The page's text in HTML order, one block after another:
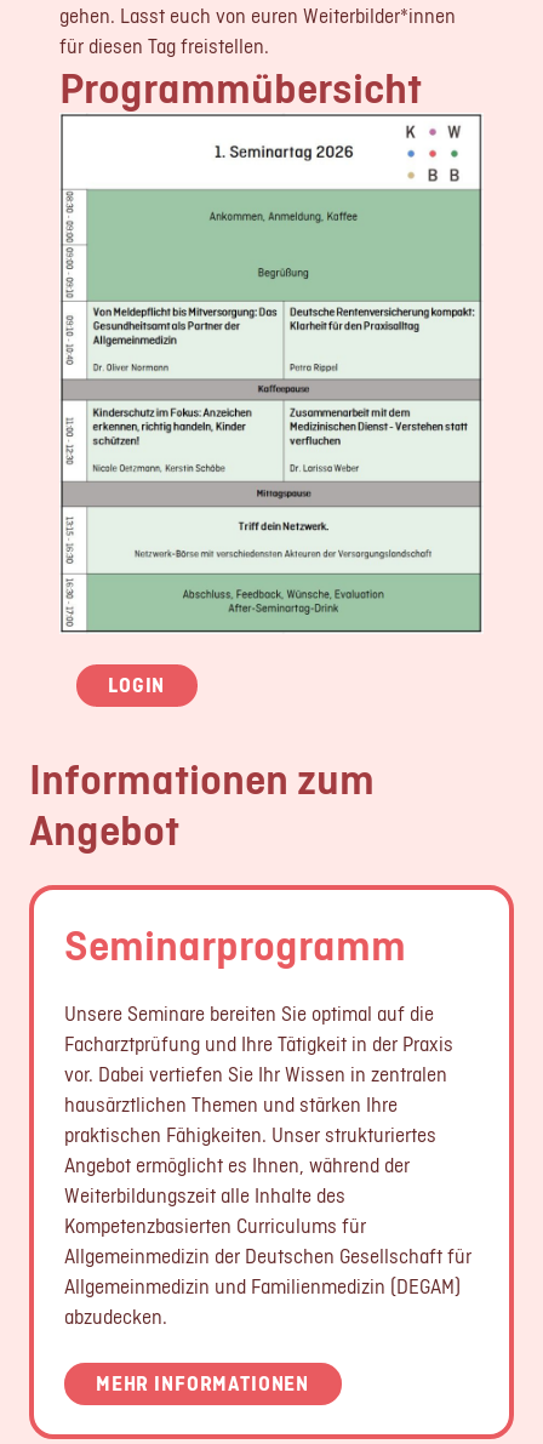
gehen. Lasst euch von euren Weiterbilder*innen
für diesen Tag freistellen.
Programmübersicht
LOGIN
Informationen zum
Angebot
Seminarprogramm
Unsere Seminare bereiten Sie optimal auf die
Facharztprüfung und Ihre Tätigkeit in der Praxis
vor. Dabei vertiefen Sie Ihr Wissen in zentralen
hausärztlichen Themen und stärken Ihre
praktischen Fähigkeiten. Unser strukturiertes
Angebot ermöglicht es Ihnen, während der
Weiterbildungszeit alle Inhalte des
Kompetenzbasierten Curriculums für
Allgemeinmedizin der Deutschen Gesellschaft für
Allgemeinmedizin und Familienmedizin (DEGAM)
abzudecken.
MEHR INFORMATIONEN